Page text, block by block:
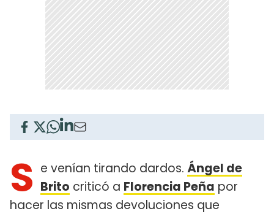
S e venían tirando dardos. Ángel de
Brito criticó a Florencia Peña por
hacer las mismas devoluciones que